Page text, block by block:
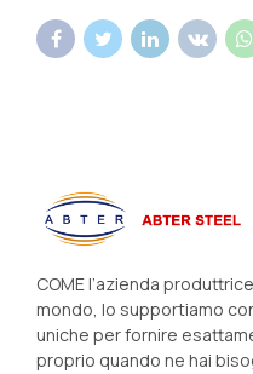
COME l’azienda
mondo, lo supportiamo
uniche per fornire
proprio quando ne hai